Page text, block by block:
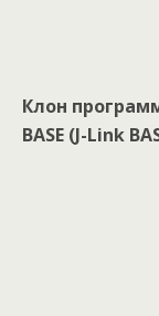
Клон
BASE (J-Link